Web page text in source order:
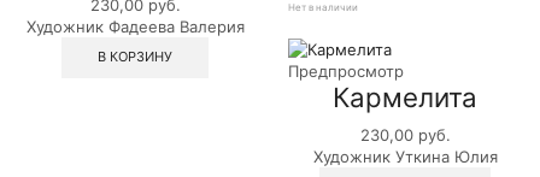
230,00 руб.
Художник Фадеева Валерия
В КОРЗИНУ
Нет в наличии
Предпросмотр
Кармелита
230,00 руб.
Художник Уткина Юлия